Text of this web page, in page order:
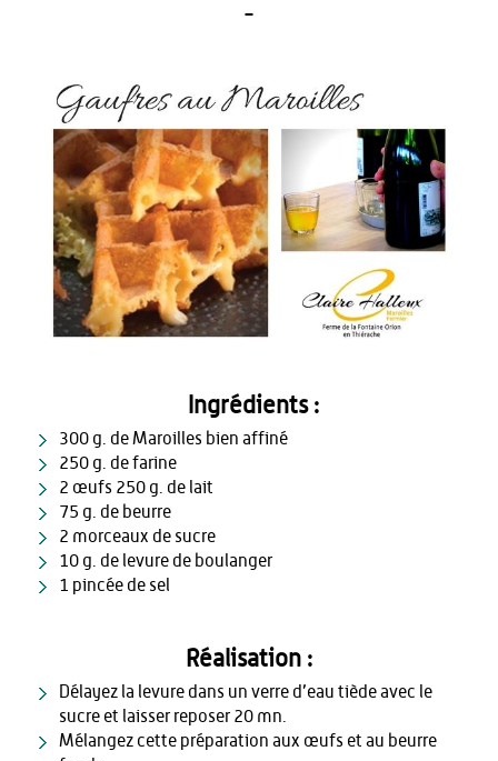
Ingrédients :
300 g. de Maroilles bien affiné
250 g. de farine
2 œufs 250 g. de lait
75 g. de beurre
2 morceaux de sucre
10 g. de levure de boulanger
1 pincée de sel
Réalisation :
Délayez la levure dans un verre d’eau tiède avec le
sucre et laisser reposer 20 mn.
Mélangez cette préparation aux œufs et au beurre